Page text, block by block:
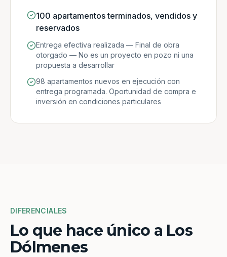
100 apartamentos terminados, vendidos y
reservados
Entrega efectiva realizada — Final de obra
otorgado — No es un proyecto en pozo ni una
propuesta a desarrollar
98 apartamentos nuevos en ejecución con
entrega programada. Oportunidad de compra e
inversión en condiciones particulares
DIFERENCIALES
Lo que hace único a Los
Dólmenes